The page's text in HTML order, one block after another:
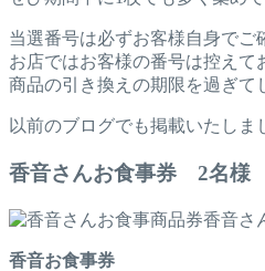
当選番号は必ずお客様自身でご
お店ではお客様の番号は控えて
商品の引き換えの期限を過ぎて
以前のブログでも掲載いたしま
香音さんお食事券 2名様
香音さ
香音お食事券